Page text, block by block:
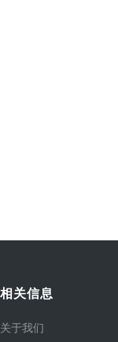
相关信息
关于我们